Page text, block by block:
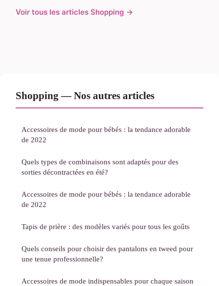
Voir tous les articles Shopping →
Shopping — Nos autres articles
Accessoires de mode pour bébés : la tendance adorable
de 2022
Quels types de combinaisons sont adaptés pour des
sorties décontractées en été?
Accessoires de mode pour bébés : la tendance adorable
de 2022
Tapis de prière : des modèles variés pour tous les goûts
Quels conseils pour choisir des pantalons en tweed pour
une tenue professionnelle?
Accessoires de mode indispensables pour chaque saison